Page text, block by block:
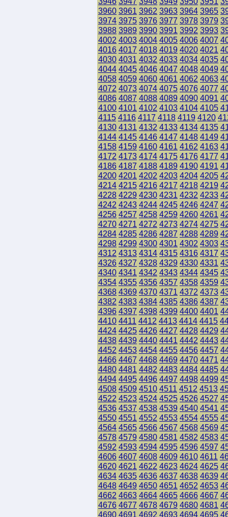
3960 3961 3962 3963 3964 3965
3974 3975 3976 3977 3978 3979
3988 3989 3990 3991 3992 3993
4002 4003 4004 4005 4006 4007
4016 4017 4018 4019 4020 4021
4030 4031 4032 4033 4034 4035
4044 4045 4046 4047 4048 4049
4058 4059 4060 4061 4062 4063
4072 4073 4074 4075 4076 4077
4086 4087 4088 4089 4090 4091
4100 4101 4102 4103 4104 4105
4115 4116 4117 4118 4119 4120
4130 4131 4132 4133 4134 4135
4144 4145 4146 4147 4148 4149
4158 4159 4160 4161 4162 4163
4172 4173 4174 4175 4176 4177
4186 4187 4188 4189 4190 4191
4200 4201 4202 4203 4204 4205
4214 4215 4216 4217 4218 4219
4228 4229 4230 4231 4232 4233
4242 4243 4244 4245 4246 4247
4256 4257 4258 4259 4260 4261
4270 4271 4272 4273 4274 4275
4284 4285 4286 4287 4288 4289
4298 4299 4300 4301 4302 4303
4312 4313 4314 4315 4316 4317
4326 4327 4328 4329 4330 4331
4340 4341 4342 4343 4344 4345
4354 4355 4356 4357 4358 4359
4368 4369 4370 4371 4372 4373
4382 4383 4384 4385 4386 4387
4396 4397 4398 4399 4400 4401
4410 4411 4412 4413 4414 4415
4424 4425 4426 4427 4428 4429
4438 4439 4440 4441 4442 4443
4452 4453 4454 4455 4456 4457
4466 4467 4468 4469 4470 4471
4480 4481 4482 4483 4484 4485
4494 4495 4496 4497 4498 4499
4508 4509 4510 4511 4512 4513
4522 4523 4524 4525 4526 4527
4536 4537 4538 4539 4540 4541
4550 4551 4552 4553 4554 4555
4564 4565 4566 4567 4568 4569
4578 4579 4580 4581 4582 4583
4592 4593 4594 4595 4596 4597
4606 4607 4608 4609 4610 4611
4620 4621 4622 4623 4624 4625
4634 4635 4636 4637 4638 4639
4648 4649 4650 4651 4652 4653
4662 4663 4664 4665 4666 4667
4676 4677 4678 4679 4680 4681
4690 4691 4692 4693 4694 4695